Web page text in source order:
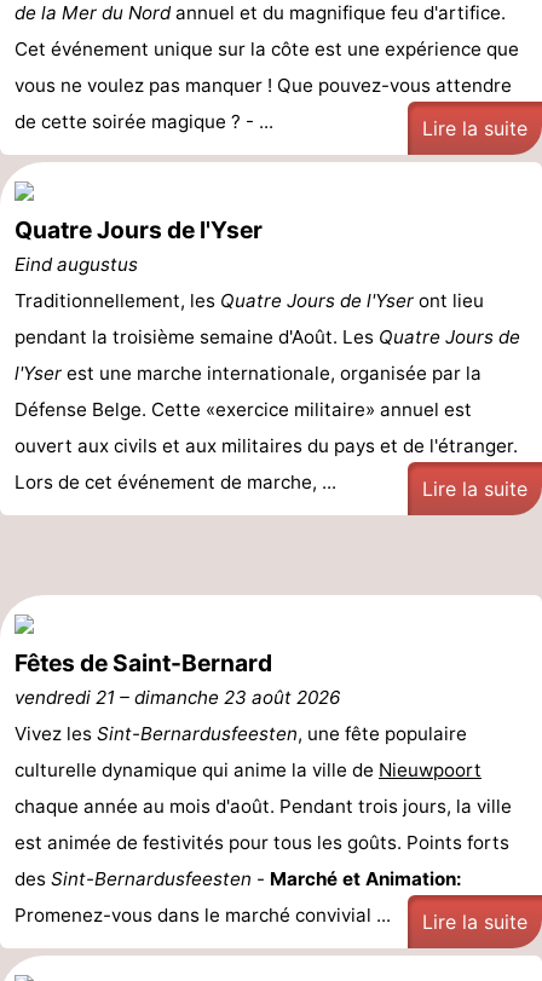
vélo
Équitation
-
de
golf
Surfen
-
Equitation
Boire
et
Événements
Forum
-
Tram
littoral
Adresses
Médicales
Flandre-
Bruges
-
Ypres
La
de la Mer du Nordannuel et du magnifique feu d'artifice.
Cet événement unique sur la côte est une expérience que
vous ne voulez pas manquer ! Que pouvez-vous attendre
de cette soirée magique ? - ...
Lire la suite
Quatre Jours de l'Yser
Eind augustus
Traditionnellement, les Quatre Jours de l'Yser ont lieu
pendant la troisième semaine d'Août. Les Quatre Jours de
l'Yser est une marche internationale, organisée par la
Défense Belge. Cette «exercice militaire» annuel est
ouvert aux civils et aux militaires du pays et de l'étranger.
Lors de cet événement de marche, ...
Lire la suite
Fêtes de Saint-Bernard
vendredi 21 – dimanche 23 août 2026
Vivez les Sint-Bernardusfeesten, une fête populaire
culturelle dynamique qui anime la ville de Nieuwpoort
chaque année au mois d'août. Pendant trois jours, la ville
est animée de festivités pour tous les goûts. Points forts
des Sint-Bernardusfeesten - Marché et Animation:
Promenez-vous dans le marché convivial ...
Lire la suite